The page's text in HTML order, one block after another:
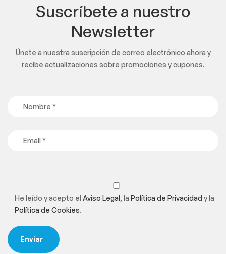
Suscríbete a nuestro
Newsletter
Únete a nuestra suscripción de correo electrónico ahora y
recibe actualizaciones sobre promociones y cupones.
He leído y acepto el Aviso Legal, la Política de Privacidady la
Política de Cookies.